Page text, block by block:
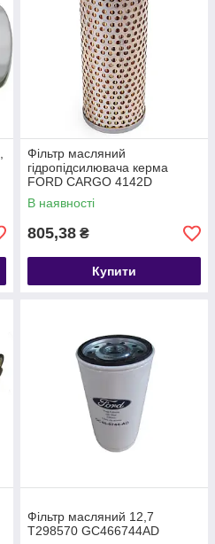
Фільтр масляний
гідропідсилювача керма
FORD CARGO 4142D
T220478 9C463C602EB
В наявності
805,38 ₴
Купити
Фільтр масляний 12,7
T298570 GC466744AD